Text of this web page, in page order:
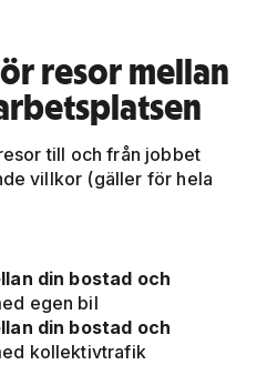
resor mellan
till och från jobbet
villkor (gäller för hela
din bostad och
egen bil
din bostad och
kollektivtrafik